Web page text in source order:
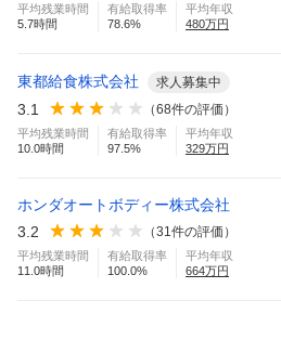
平均残業時間
5.7時間
有給取得率
78.6%
平均年収
480万円
東都給食株式会社 求人募集中
3.1 （68件の評価）
平均残業時間
10.0時間
有給取得率
97.5%
平均年収
329万円
ホンダオートボディー株式会社
3.2
（31 件の評価）
平均残業時間
11.0時間
有給取得率
100.0%
平均年収
664万円